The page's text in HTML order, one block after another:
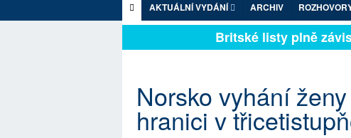
AKTUÁLNÍ VYDÁNÍ ARCHIV
Britské listy plně
Norsko vyhání
hranici v